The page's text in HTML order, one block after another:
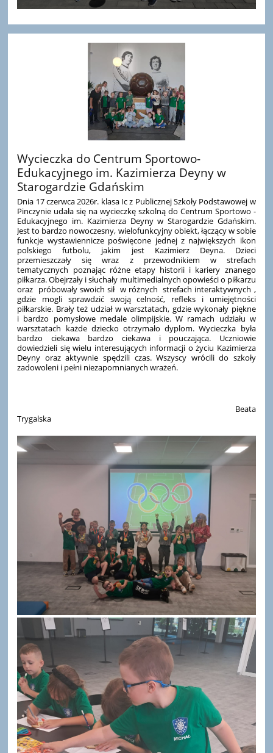
Wycieczka do Centrum Sportowo-
Edukacyjnego im. Kazimierza Deyny w
Starogardzie Gdańskim
Dnia 17 czerwca 2026r. klasa Ic z Publicznej Szkoły Podstawowej w
Pinczynie udała się na wycieczkę szkolną do Centrum Sportowo -
Edukacyjnego im. Kazimierza Deyny w Starogardzie Gdańskim.
Jest to bardzo nowoczesny, wielofunkcyjny obiekt, łączący w sobie
funkcje wystawiennicze poświęcone jednej z największych ikon
polskiego futbolu, jakim jest Kazimierz Deyna. Dzieci
przemieszczały się wraz z przewodnikiem w strefach
tematycznych poznając różne etapy historii i kariery znanego
piłkarza. Obejrzały i słuchały multimedialnych opowieści o piłkarzu
oraz próbowały swoich sił w różnych strefach interaktywnych ,
gdzie mogli sprawdzić swoją celność, refleks i umiejętności
piłkarskie. Brały też udział w warsztatach, gdzie wykonały piękne
i bardzo pomysłowe medale olimpijskie. W ramach udziału w
warsztatach każde dziecko otrzymało dyplom. Wycieczka była
bardzo ciekawa bardzo ciekawa i pouczająca. Uczniowie
dowiedzieli się wielu interesujących informacji o życiu Kazimierza
Deyny oraz aktywnie spędzili czas. Wszyscy wrócili do szkoły
zadowoleni i pełni niezapomnianych wrażeń.
Beata
Trygalska